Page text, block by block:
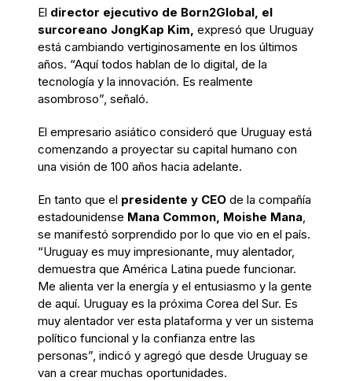
El director ejecutivo de Born2Global, el
surcoreano JongKap Kim, expresó que Uruguay
está cambiando vertiginosamente en los últimos
años. “Aquí todos hablan de lo digital, de la
tecnología y la innovación. Es realmente
asombroso”, señaló.
El empresario asiático consideró que Uruguay está
comenzando a proyectar su capital humano con
una visión de 100 años hacia adelante.
En tanto que el presidente y CEO de la compañía
estadounidense Mana Common, Moishe Mana
se manifestó sorprendido por lo que vio en el país.
“Uruguay es muy impresionante, muy alentador,
demuestra que América Latina puede funcionar.
Me alienta ver la energía y el entusiasmo y la gente
de aquí. Uruguay es la próxima Corea del Sur. Es
muy alentador ver esta plataforma y ver un sistema
político funcional y la confianza entre las
personas”, indicó y agregó que desde Uruguay se
van a crear muchas oportunidades.